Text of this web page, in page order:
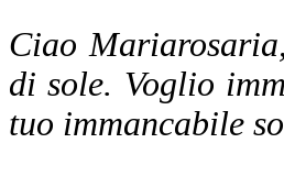
Ciao
di sole. Voglio
tuo immancabile